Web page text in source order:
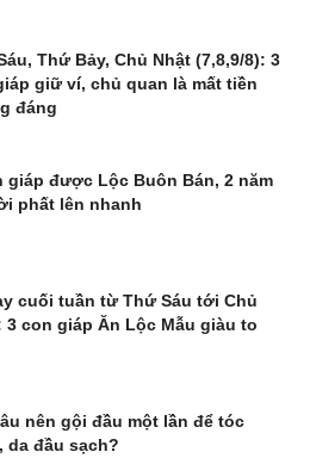
Thứ Bảy, Chủ Nhật (7,8,9/8): 3
giữ ví, chủ quan là mất tiền
đáng
giáp được Lộc Buôn Bán, 2 năm
phất lên nhanh
cuối tuần từ Thứ Sáu tới Chủ
3 con giáp Ăn Lộc Mẫu giàu to
nên gội đầu một lần để tóc
da đầu sạch?